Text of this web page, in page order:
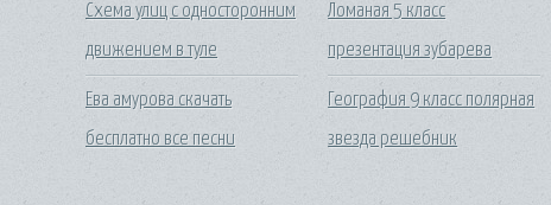
Схема улиц с односторонним
движением в туле
Ева амурова скачать
бесплатно все песни
Ломаная 5 класс
презентация зубарева
География 9 класс полярная
звезда решебник